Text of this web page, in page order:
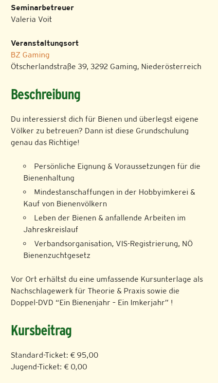
Seminarbetreuer
Valeria Voit
Veranstaltungsort
BZ Gaming
Ötscherlandstraße 39, 3292 Gaming, Niederösterreich
Beschreibung
Du interessierst dich für Bienen und überlegst eigene
Völker zu betreuen? Dann ist diese Grundschulung
genau das Richtige!
Persönliche Eignung & Voraussetzungen für die
Bienenhaltung
Mindestanschaffungen in der Hobbyimkerei &
Kauf von Bienenvölkern
Leben der Bienen & anfallende Arbeiten im
Jahreskreislauf
Verbandsorganisation, VIS-Registrierung, NÖ
Bienenzuchtgesetz
Vor Ort erhältst du eine umfassende Kursunterlage als
Nachschlagewerk für Theorie & Praxis sowie die
Doppel-DVD “Ein Bienenjahr – Ein Imkerjahr” !
Kursbeitrag
Standard-Ticket: € 95,00
Jugend-Ticket: € 0,00